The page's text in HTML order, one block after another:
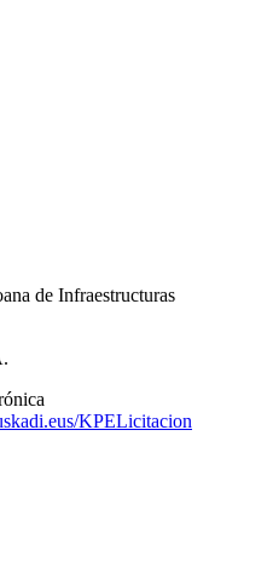
de Infraestructuras
KPELicitacion